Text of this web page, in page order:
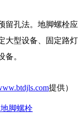
孔法。地脚螺栓应
大型设备、固定路灯
备。
提供）
脚螺栓